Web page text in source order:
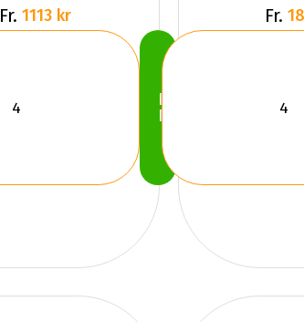
Fr. 1113 kr
Köp
Nu
Fr.